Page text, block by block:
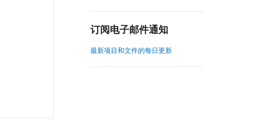
订阅电子邮件通知
最新项目和文件的每日更新